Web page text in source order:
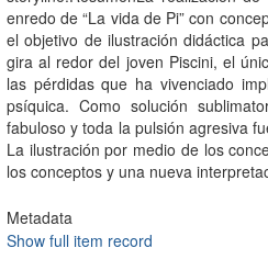
enredo de “La vida de Pi” con
el objetivo de ilustración didáctica
gira al redor del joven Piscini, el
las pérdidas que ha vivenciado
psíquica. Como solución
fabuloso y toda la pulsión agresiva
La ilustración por medio de los
los conceptos y una nueva
Metadata
Show full item record